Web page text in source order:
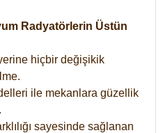
Radyatörlerin Üstün
hiçbir değişikik
ile mekanlara güzellik
sayesinde sağlanan